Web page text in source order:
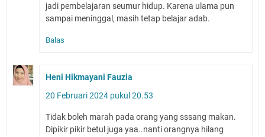
jadi pembelajaran seumur hidup. Karena ulama pun
sampai meninggal, masih tetap belajar adab.
Balas
Heni Hikmayani Fauzia
20 Februari 2024 pukul 20.53
Tidak boleh marah pada orang yang sssang makan.
Dipikir pikir betul juga yaa..nanti orangnya hilang